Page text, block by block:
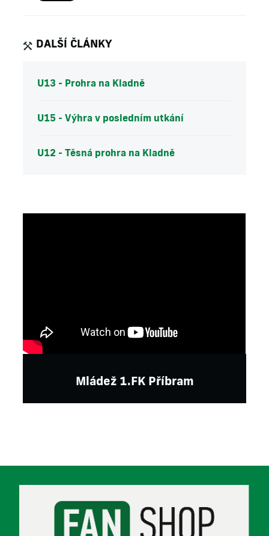
DALŠÍ ČLÁNKY
U13 - Prohra na Kladně
U15 - Výhra v posledním utkání
U12 - Těsná prohra na Kladně
Mládež 1.FK Příbram